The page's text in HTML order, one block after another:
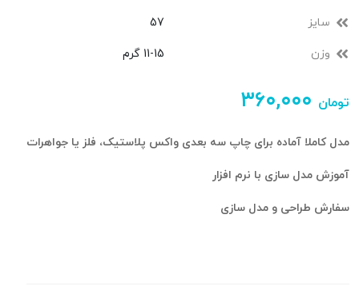
سایز 57
وزن 11-15 گرم
۳۶۰,۰۰۰ تومان
مدل کاملا آماده برای چاپ سه بعدی واکس پلاستیک، فلز یا جواهرات
آموزش مدل سازی با نرم افزار
سفارش طراحی و مدل سازی